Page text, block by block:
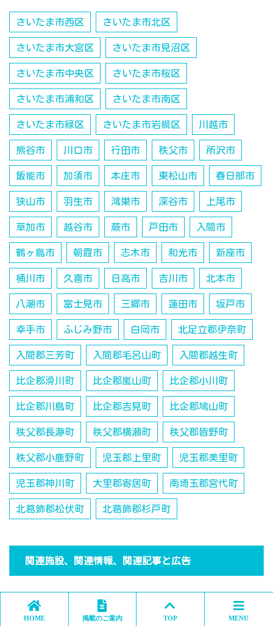
さいたま市西区 さいたま市北区
さいたま市大宮区 さいたま市見沼区
さいたま市中央区 さいたま市桜区
さいたま市浦和区 さいたま市南区
さいたま市緑区 さいたま市岩槻区 川越市
熊谷市 川口市 行田市 秩父市 所沢市
飯能市 加須市 本庄市 東松山市 春日部市
狭山市 羽生市 鴻巣市 深谷市 上尾市
草加市 越谷市 蕨市 戸田市 入間市
鶴ヶ島市 朝霞市 志木市 和光市 新座市
桶川市 久喜市 日高市 吉川市 北本市
八潮市 富士見市 三郷市 蓮田市 坂戸市
幸手市 ふじみ野市 白岡市 北足立郡伊奈町
入間郡三芳町 入間郡毛呂山町 入間郡越生町
比企郡滑川町 比企郡嵐山町 比企郡小川町
比企郡川島町 比企郡吉見町 比企郡鳩山町
秩父郡長瀞町 秩父郡横瀬町 秩父郡皆野町
秩父郡小鹿野町 児玉郡上里町 児玉郡美里町
児玉郡神川町 大里郡寄居町 南埼玉郡宮代町
北葛飾郡松伏町 北葛飾郡杉戸町
関連施設、関連情報、関連記事と広告
HOME 掲載のご案内 TOP MENU